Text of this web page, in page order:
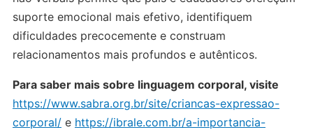
suporte emocional mais efetivo, identifiquem
dificuldades precocemente e construam
relacionamentos mais profundos e autênticos.
Para saber mais sobre linguagem corporal, visite
https://www.sabra.org.br/site/criancas-expressao-
corporal/ e https://ibrale.com.br/a-importancia-